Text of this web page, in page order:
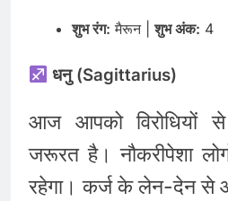
शुभ रंग: मैरून |शुभ अंक: 4
धनु (Sagittarius)
आज आपको विरोधियों
जरूरत है। नौकरीपेशा
रहेगा। कर्ज के लेन-देन से